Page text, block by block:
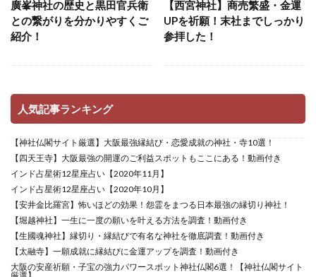
廣峯神社の歴史と黒田官兵衛
との繋がりを分かりやすくご
紹介！
【西宮神社】商売繁盛・金運
UPを祈願！末社までしっかり
参拝した！
人気記事ランキング
【神社仏閣サイト厳選】大阪最強縁結び・恋愛成就の神社・寺10選！
【四天王寺】大阪最強の開運のご利益スポットもここにある！動画付き
インド占星術12星座占い【2020年11月】
インド占星術12星座占い【2020年10月】
【安井金比羅宮】怖いほどの効果！怨霊をまつる日本最強の縁切り神社！
【堀越神社】一生に一度の願いを叶える方法を調査！動画付き
【生國魂神社】縁切り・縁結びで有名な神社を徹底調査！動画付き
【太融寺】一願成就に縁結びに金運アップを調査！動画付き
大阪の安産祈願・子宝の強力パワースポット神社仏閣6選！【神社仏閣サイト